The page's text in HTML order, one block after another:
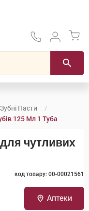
Зубні Пасти
125 Мл 1 Туба
чутливих
код товару: 00-00021561
Аптеки